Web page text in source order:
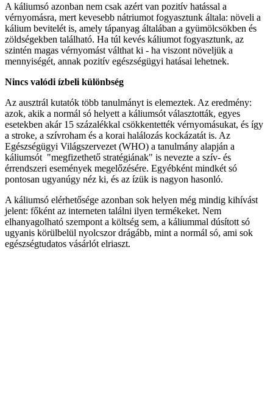
A káliumsó azonban nem csak azért van pozitív hatással a
vérnyomásra, mert kevesebb nátriumot fogyasztunk általa: növeli a
kálium bevitelét is, amely tápanyag általában a gyümölcsökben és
zöldségekben található. Ha túl kevés káliumot fogyasztunk, az
szintén magas vérnyomást válthat ki - ha viszont növeljük a
mennyiségét, annak pozitív egészségügyi hatásai lehetnek.
Nincs valódi ízbeli különbség
Az ausztrál kutatók több tanulmányt is elemeztek. Az eredmény:
azok, akik a normál só helyett a káliumsót választották, egyes
esetekben akár 15 százalékkal csökkentették vérnyomásukat, és így
a stroke, a szívroham és a korai halálozás kockázatát is. Az
Egészségügyi Világszervezet (WHO) a tanulmány alapján a
káliumsót "megfizethető stratégiának" is nevezte a szív- és
érrendszeri események megelőzésére. Egyébként mindkét só
pontosan ugyanúgy néz ki, és az ízük is nagyon hasonló.
A káliumsó elérhetősége azonban sok helyen még mindig kihívást
jelent: főként az interneten találni ilyen termékeket. Nem
elhanyagolható szempont a költség sem, a káliummal dúsított só
ugyanis körülbelül nyolcszor drágább, mint a normál só, ami sok
egészségtudatos vásárlót elriaszt.